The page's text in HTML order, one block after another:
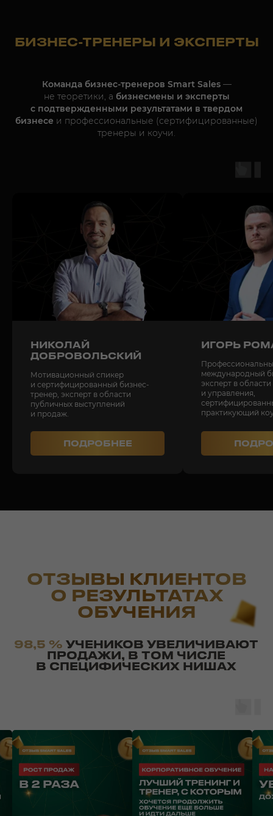
БИЗНЕС-ТРЕНЕРЫ И ЭКСПЕРТЫ
Команда бизнес-тренеров Smart Sales—
не теоретики, а бизнесмены и эксперты
с подтвержденными результатами в твердом
бизнесе и профессиональные (сертифицированные)
тренеры и коучи.
НИКОЛАЙ
ДОБРОВОЛЬСКИЙ
Мотивационный спикер
и сертифицированный бизнес-
тренер, эксперт в области
публичных выступлений
и продаж.
ПОДРОБНЕЕ
ИГОРЬ
международный
эксперт в
и управления,
практикующий
25-30 %СРЕДНЕЕ УВЕЛИЧЕНИЕ
ЧИСТОЙ ПРИБЫЛИ КЛИЕНТОВ
ПОСЛЕ ТРЕНИНГОВ
СМОТРЕТЬ ВСЕ ОТЗЫВЫ
АФИША